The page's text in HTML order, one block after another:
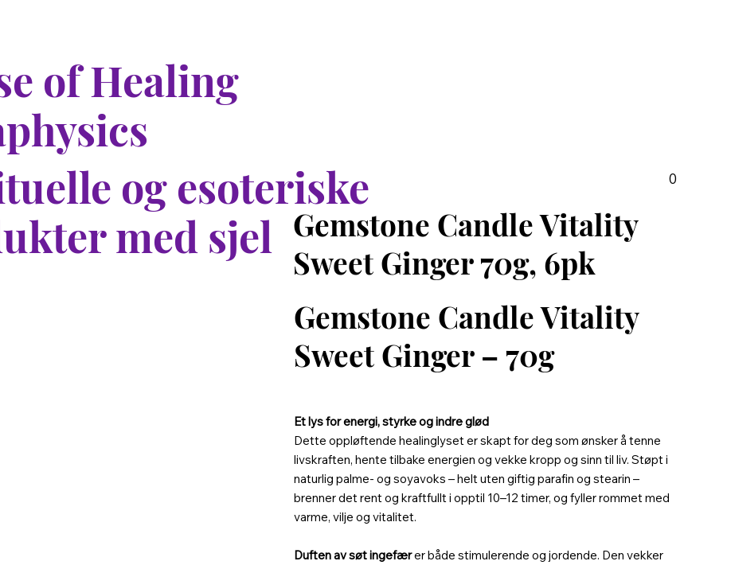
of Healing
og esoteriske
med sjel
0
Gemstone Candle Vitality
Sweet Ginger 70g, 6pk
Gemstone Candle Vitality
Sweet Ginger – 70g
Et lys for energi, styrke og indre glød
Dette oppløftende healinglyset er skapt for deg som ønsker å tenne
livskraften, hente tilbake energien og vekke kropp og sinn til liv. Støpt i
naturlig palme- og soyavoks – helt uten giftig parafin og stearin –
brenner det rent og kraftfullt i opptil 10–12 timer, og fyller rommet med
varme, vilje og vitalitet.
Duften av søt ingefærer både stimulerende og jordende. Den vekker